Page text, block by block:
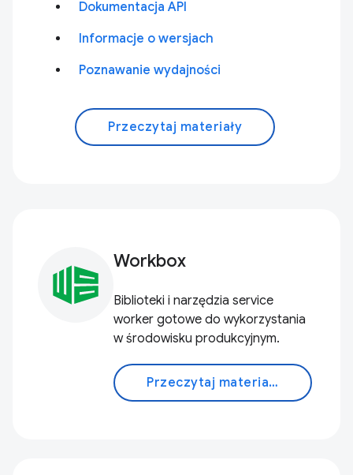
Dokumentacja API
Informacje o wersjach
Poznawanie wydajności
Przeczytaj materiały
Workbox
Biblioteki i narzędzia service
worker gotowe do wykorzystania
w środowisku produkcyjnym.
Przeczytaj materiały